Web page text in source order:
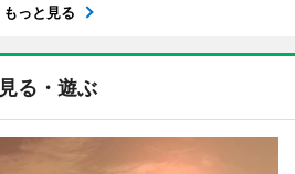
もっと見る
見る・遊ぶ